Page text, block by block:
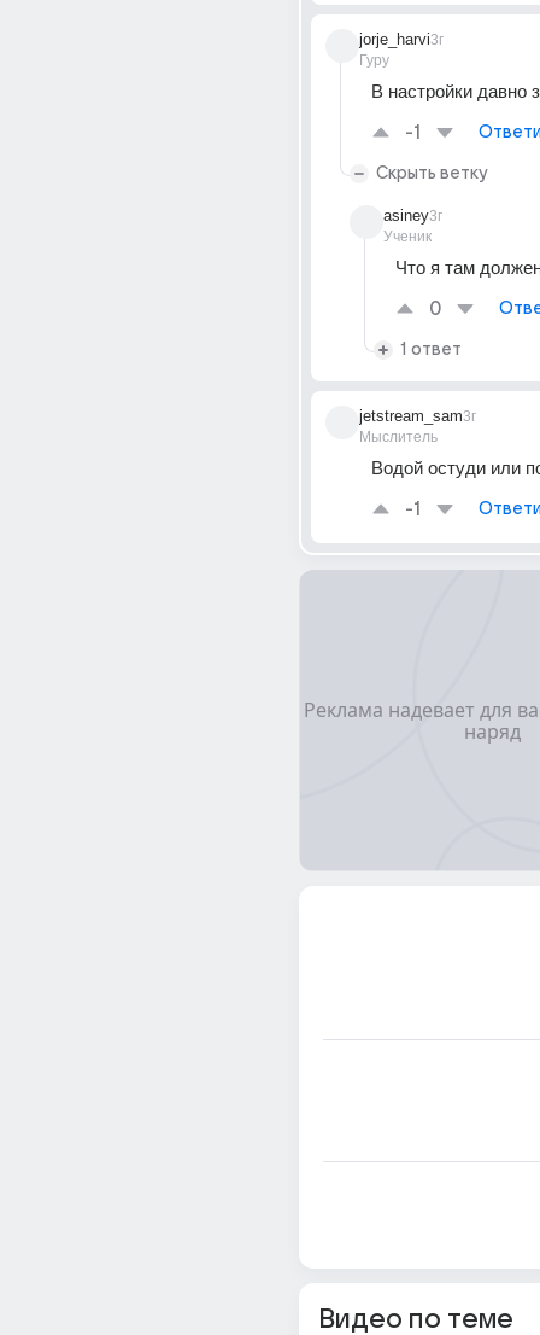
jorje_harvi
Гуру
3г
В настройки давно
-1
Скрыть ветку
asiney
Ученик
3г
Что я там
0
1 ответ
jetstream_sam
Мыслитель
3г
Водой остуди или
-1
Видео по теме